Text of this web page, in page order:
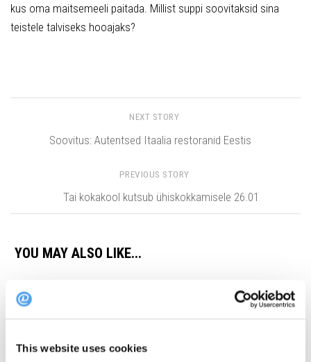
This website uses cookies
kus oma maitsemeeli paitada. Millist suppi soovitaksid sina
teistele talviseks hooajaks?
NEXT STORY
Soovitus: Autentsed Itaalia restoranid Eestis
PREVIOUS STORY
Tai kokakool kutsub ühiskokkamisele 26.01
YOU MAY ALSO LIKE...
Restoranisoovitus: Tallinna
26. OKTOOBER 2023
Soovitus: võta ette toidu- ja